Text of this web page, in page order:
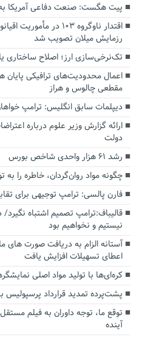
پیت هگست: صنعت دفاعی آمریکا به
رزمایش میلان تصویب شد
تک‌نرخی‌سازی ارز؛ اصلاح ساختاری
اعمال محدودیت‌های ترافیکی پایان
مقطعی چالوس و هراز
دیپلمات سابق انگلیس:‌ ترامپ
ارائه گزارش وزیر علوم درباره
دولت
رشد ۶۱ هزار واحدی شاخص بورس
چگونه مواد روان‌گردان، خاطره را
فارن پالسی: ترامپ توجیهی برای
قالیباف:ترامپ تصمیم اشتباه
نیستیم و نخواهیم بود
اعطای تسهیلات افزایش یافت
کره‌ای‌ها با تولید مواد اصلی
پشت‌پرده تمدید قرارداد پرسپولیس
توقع ما، توجه داوران به فیلم
آینده